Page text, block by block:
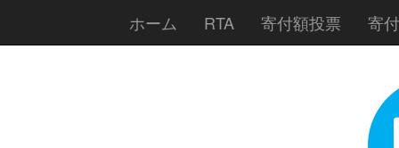
ホーム RTA 寄付額投票 寄